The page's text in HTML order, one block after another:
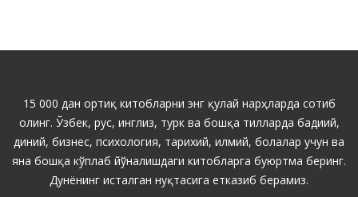
15 000 дан ортиқ китобларни энг қулай нарҳларда сотиб
олинг. Ўзбек, рус, инглиз, турк ва бошқа тилларда бадиий,
диний, бизнес, психология, тарихий, илмий, болалар учун ва
яна бошқа кўплаб йўналишдаги китобларга буюртма беринг.
Дунёнинг исталган нуқтасига етказиб берамиз.